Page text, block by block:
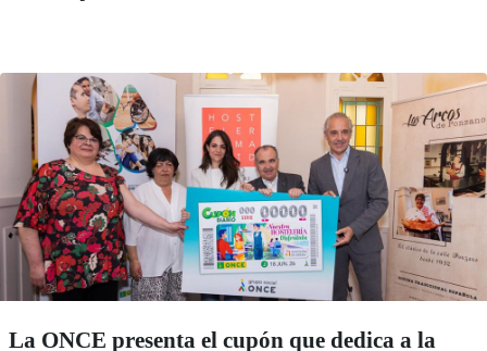
La ONCE presenta el cupón que dedica a la